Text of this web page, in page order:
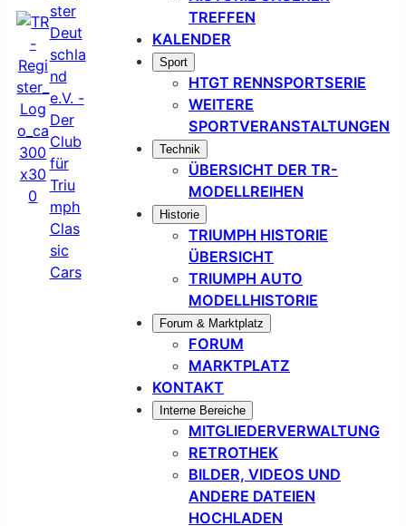
TREFFEN
KALENDER
Sport
HTGT RENNSPORTSERIE
WEITERE
SPORTVERANSTALTUNGEN
Technik
ÜBERSICHT DER TR-
MODELLREIHEN
Historie
TRIUMPH HISTORIE
ÜBERSICHT
TRIUMPH AUTO
MODELLHISTORIE
Forum & Marktplatz
FORUM
MARKTPLATZ
KONTAKT
Interne Bereiche
MITGLIEDERVERWALTUNG
RETROTHEK
BILDER, VIDEOS UND
ANDERE DATEIEN
HOCHLADEN